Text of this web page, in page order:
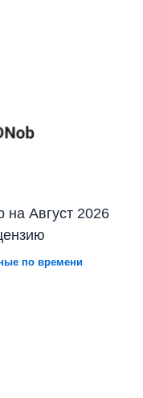
на Август 2026
по времени